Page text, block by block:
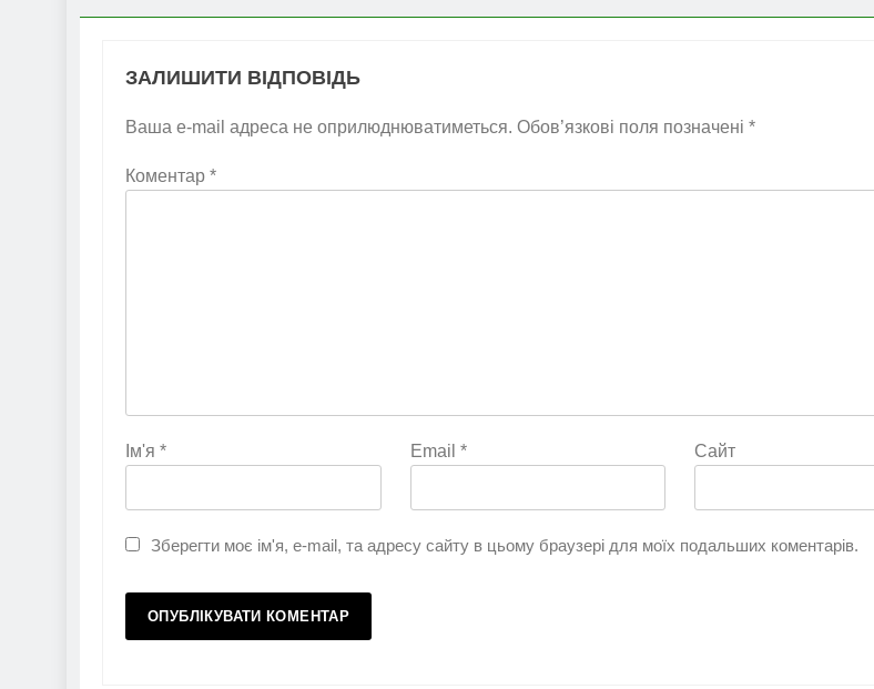
ЗАЛИШИТИ ВІДПОВІДЬ
Ваша e-mail адреса не оприлюднюватиметься. Обов’язкові поля позначені *
Коментар *
Ім'я * Email * Сайт
Зберегти моє ім'я, e-mail, та адресу сайту в цьому браузері для моїх подальших коментарів.